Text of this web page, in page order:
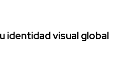
identidad visual global